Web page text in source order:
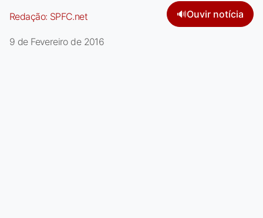
Redação: SPFC.net 🔊Ouvir notícia
9 de Fevereiro de 2016